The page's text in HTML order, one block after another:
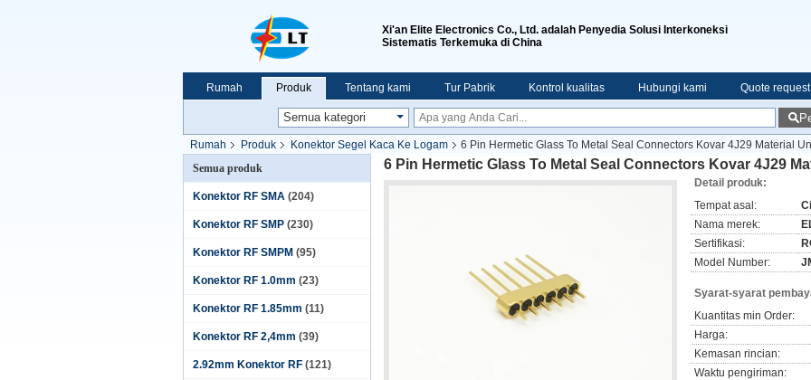
Xi'an Elite Electronics Co., Ltd. adalah Penyedia Solusi Interkoneksi
Sistematis Terkemuka di China
Rumah Produk Tentang kami Tur Pabrik Kontrol kualitas Hubungi kami Quote
Pertunjukan VR
Rumah Produk Konektor Segel Kaca Ke Logam
6 Pin Hermetic Glass To Metal Seal Connectors Kovar 4J29 Material
Semua produk
Konektor RF SMA (204)
Konektor RF SMP (230)
Konektor RF SMPM (95)
Konektor RF 1.0mm (23)
Konektor RF 1.85mm (11)
Konektor RF 2,4mm (39)
2.92mm Konektor RF (121)
6 Pin Hermetic Glass To Metal Seal Connectors Kovar 4J29
Detail produk:
Tempat asal:
Nama merek:
Sertifikasi:
Model Number:
Syarat-syarat
Kuantitas min Order:
Harga:
Kemasan rincian:
Waktu pengiriman: